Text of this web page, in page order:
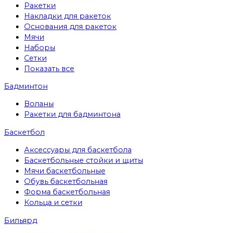
Ракетки
Накладки для ракеток
Основания для ракеток
Мячи
Наборы
Сетки
Показать все
Бадминтон
Воланы
Ракетки для бадминтона
Баскетбол
Аксессуары для баскетбола
Баскетбольные стойки и щиты
Мячи баскетбольные
Обувь баскетбольная
Форма баскетбольная
Кольца и сетки
Бильярд